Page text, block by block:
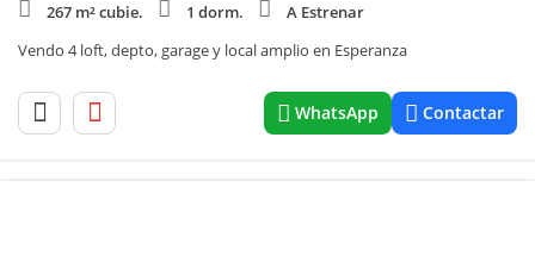
267 m² cubie.
1 dorm.
A Estrenar
Vendo 4 loft, depto, garage y local amplio en Esperanza
WhatsApp Contactar